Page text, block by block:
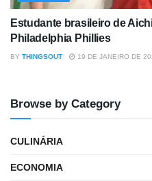
Estudante brasileiro de
Philadelphia Phillies
BY THINGSOUT 19 DE JANEIRO DE
Browse by Category
CULINÁRIA
ECONOMIA